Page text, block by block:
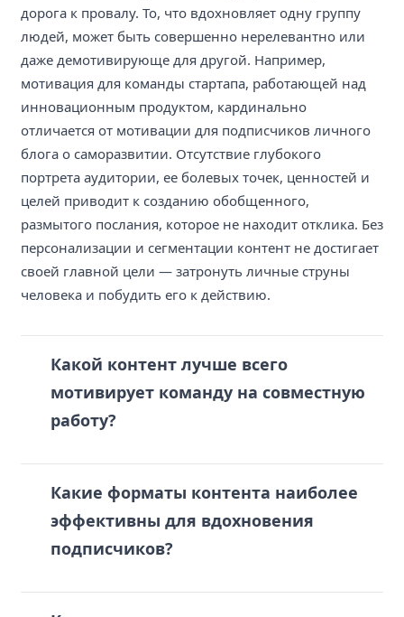
дорога к провалу. То, что вдохновляет одну группу
людей, может быть совершенно нерелевантно или
даже демотивирующе для другой. Например,
мотивация для команды стартапа, работающей над
инновационным продуктом, кардинально
отличается от мотивации для подписчиков личного
блога о саморазвитии. Отсутствие глубокого
портрета аудитории, ее болевых точек, ценностей и
целей приводит к созданию обобщенного,
размытого послания, которое не находит отклика. Без
персонализации и сегментации контент не достигает
своей главной цели — затронуть личные струны
человека и побудить его к действию.
Какой контент лучше всего
мотивирует команду на совместную
работу?
Какие форматы контента наиболее
эффективны для вдохновения
подписчиков?